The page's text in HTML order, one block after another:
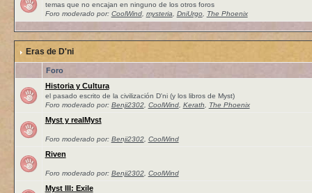
temas que no encajan en ninguno de los otros foros
Foro moderado por: CoolWind, mysteria DniUrgo, The Phoenix
Eras de D'ni
Foro
Historia y Cultura
el pasado escrito de la civilización D'ni (y los libros de Myst)
Foro moderado por: Benji2302, CoolWind, Kerath The Phoenix
Myst y realMyst
Foro moderado por: Benji2302, CoolWind
Riven
Foro moderado por: Benji2302, CoolWind
Myst III: Exile